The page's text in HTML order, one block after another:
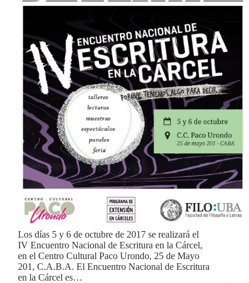
Los días 5 y 6 de octubre de 2017 se realizará el
IV Encuentro Nacional de Escritura en la Cárcel,
en el Centro Cultural Paco Urondo, 25 de Mayo
201, C.A.B.A. El Encuentro Nacional de Escritura
en la Cárcel es…